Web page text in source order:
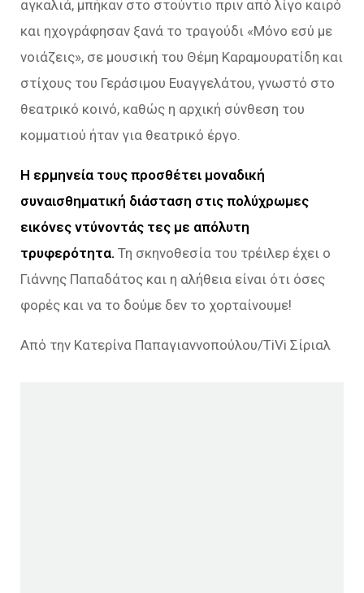
αγκαλιά, μπήκαν στο στούντιο πριν από λίγο καιρό
και ηχογράφησαν ξανά το τραγούδι «Μόνο εσύ με
νοιάζεις», σε μουσική του Θέμη Καραμουρατίδη και
στίχους του Γεράσιμου Ευαγγελάτου, γνωστό στο
θεατρικό κοινό, καθώς η αρχική σύνθεση του
κομματιού ήταν για θεατρικό έργο.
Η ερμηνεία τους προσθέτει μοναδική
συναισθηματική διάσταση στις πολύχρωμες
εικόνες ντύνοντάς τες με απόλυτη
τρυφερότητα. Τη σκηνοθεσία του τρέιλερ έχει ο
Γιάννης Παπαδάτος και η αλήθεια είναι ότι όσες
φορές και να το δούμε δεν το χορταίνουμε!
Από την Κατερίνα Παπαγιαννοπούλου/TiVi Σίριαλ